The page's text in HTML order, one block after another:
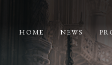
HOME NEWS